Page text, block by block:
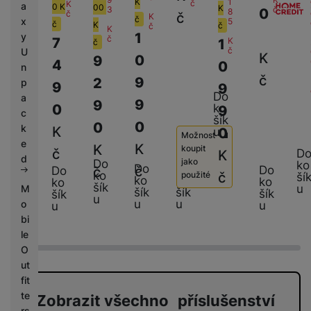
a
x
y
U
n
p
a
c
k
e
d
M
o
bi
le
O
ut
fit
te
0
0
K
č
Do
ko
šík
u
0 K
č
7
4
9
0
K
č
3
K
č
Do
ko
šík
u
00
K
č
9
2
9
0
K
č
K
č
Do
ko
šík
u
č
1
0
9
9
0
K
č
č
Do
ko
šík
u
č
8
5
K
č
Do
ko
šík
u
Možnost
koupit
jako
použité
P
á
K
č
1
0
9
9
0
K
č
č
Do
ko
šík
u
0
K
č
Do
ko
šík
u
Zobrazit všechno příslušenství